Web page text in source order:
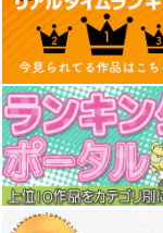
艦隊これくしょん-艦これ-
サンプル
カート